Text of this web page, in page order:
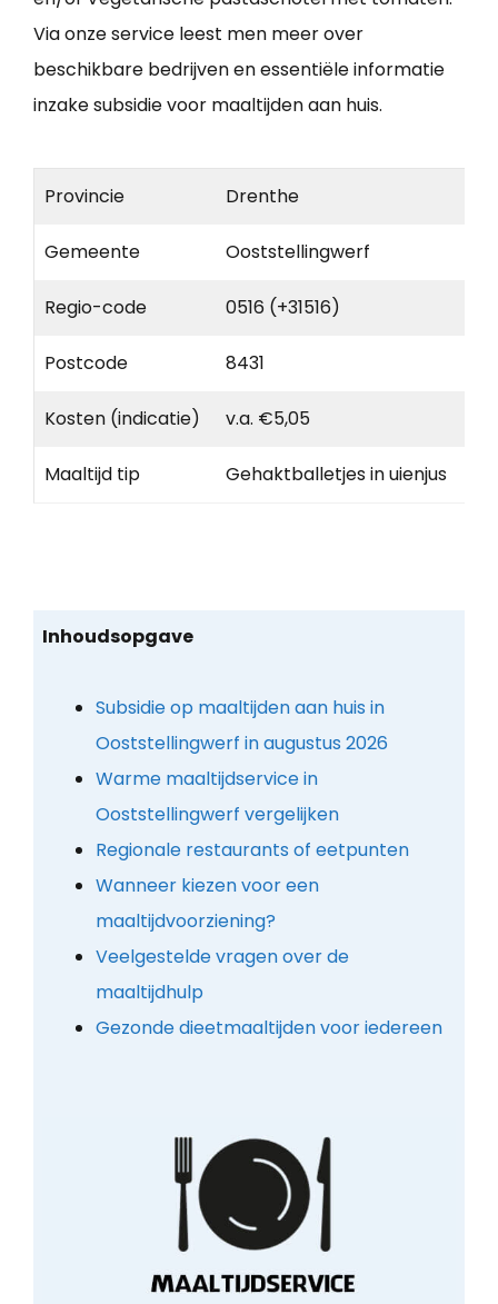
Via onze service leest men meer over
beschikbare bedrijven en essentiële informatie
inzake subsidie voor maaltijden aan huis.
Provincie Drenthe
Gemeente Ooststellingwerf
Regio-code 0516 (+31516)
Postcode 8431
Kosten (indicatie) v.a. €5,05
Maaltijd tip Gehaktballetjes in uienjus
Inhoudsopgave
Subsidie op maaltijden aan huis in
Ooststellingwerf in augustus 2026
Warme maaltijdservice in
Ooststellingwerf vergelijken
Regionale restaurants of eetpunten
Wanneer kiezen voor een
maaltijdvoorziening?
Veelgestelde vragen over de
maaltijdhulp
Gezonde dieetmaaltijden voor iedereen